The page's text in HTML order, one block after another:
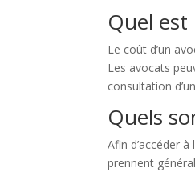
Quel est
Le coût d’un
Les avocats
consultation
Quels
Afin d’accéder
prennent